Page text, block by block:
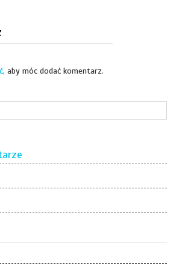
, aby móc dodać komentarz.